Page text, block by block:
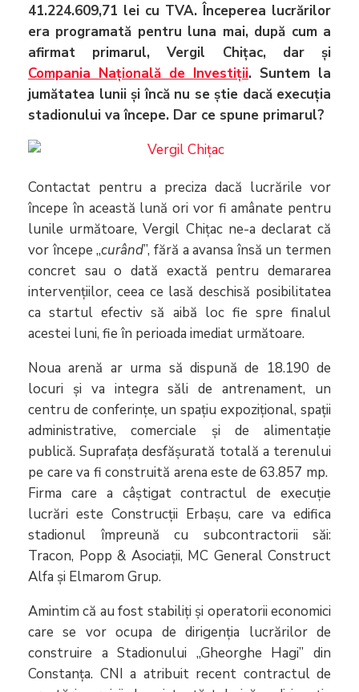
41.224.609,71 lei cu TVA. Începerea lucrărilor
era programată pentru luna mai, după cum a
afirmat primarul, Vergil Chițac, dar și
Compania Națională de Investiții. Suntem la
jumătatea lunii și încă nu se știe dacă execuția
stadionului va începe. Dar ce spune primarul?
Contactat pentru a preciza dacă lucrările vor
începe în această lună ori vor fi amânate pentru
lunile următoare, Vergil Chițac ne-a declarat că
vor începe „curând”, fără a avansa însă un termen
concret sau o dată exactă pentru demararea
intervențiilor, ceea ce lasă deschisă posibilitatea
ca startul efectiv să aibă loc fie spre finalul
acestei luni, fie în perioada imediat următoare.
Noua arenă ar urma să dispună de 18.190 de
locuri și va integra săli de antrenament, un
centru de conferințe, un spațiu expozițional, spații
administrative, comerciale și de alimentație
publică. Suprafața desfășurată totală a terenului
pe care va fi construită arena este de 63.857 mp.
Firma care a câștigat contractul de execuție
lucrări este Construcții Erbașu, care va edifica
stadionul împreună cu subcontractorii săi:
Tracon, Popp & Asociații, MC General Construct
Alfa și Elmarom Grup.
Amintim că au fost stabiliți și operatorii economici
care se vor ocupa de dirigenția lucrărilor de
construire a Stadionului ,,Gheorghe Hagi” din
Constanța. CNI a atribuit recent contractul de